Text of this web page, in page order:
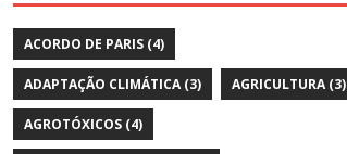
ACORDO DE PARIS(4)
ADAPTAÇÃO CLIMÁTICA(3) AGRICULTURA(3)
AGROTÓXICOS(4)